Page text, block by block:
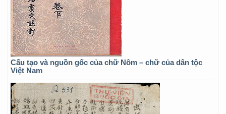
Cấu tạo và nguồn gốc của chữ Nôm – chữ của dân tộc
Việt Nam